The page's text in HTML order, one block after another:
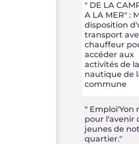
" DE LA
A LA MER" :
disposition
transport
chauffeur
accéder aux
activités de
nautique de
commune
" Emploi'Yon
pour l'avenir
jeunes de
quartier."